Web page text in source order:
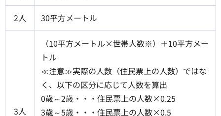
2人 30平方メートル
3人
（10平方メートル×世帯人数※）＋10平方メー
トル
≪注意≫実際の人数（住民票上の人数）ではな
く、以下の区分に応じて人数を算出
0歳～2歳・・・住民票上の人数×0.25
3歳～5歳・・・住民票上の人数×0.5